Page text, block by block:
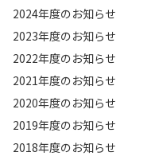
2024年度のお知らせ
2023年度のお知らせ
2022年度のお知らせ
2021年度のお知らせ
2020年度のお知らせ
2019年度のお知らせ
2018年度のお知らせ